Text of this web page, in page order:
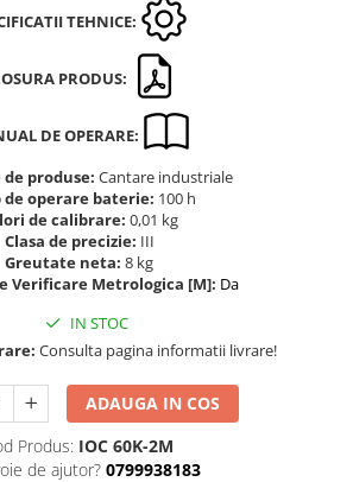
luminoaseTEHNICE:
PRODUS:
DE OPERARE:
produse: Cantare industriale
de operare baterie: 100 h
de calibrare: 0,01 kg
Clasa de precizie: III
Greutate neta: 8 kg
Verificare Metrologica [M]: Da
IN STOC
Consulta pagina informatii livrare!
ADAUGA IN COS
Produs: IOC 60K-2M
de ajutor? 0799938183